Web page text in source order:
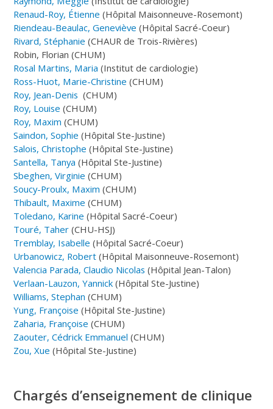
Renaud-Roy, Étienne (Hôpital Maisonneuve-Rosemont)
Riendeau-Beaulac, Geneviève (Hôpital Sacré-Coeur)
Rivard, Stéphanie (CHAUR de Trois-Rivières)
Robin, Florian (CHUM)
Rosal Martins, Maria (Institut de cardiologie)
Ross-Huot, Marie-Christine (CHUM)
Roy, Jean-Denis (CHUM)
Roy, Louise (CHUM)
Roy, Maxim (CHUM)
Saindon, Sophie (Hôpital Ste-Justine)
Salois, Christophe (Hôpital Ste-Justine)
Santella, Tanya (Hôpital Ste-Justine)
Sbeghen, Virginie (CHUM)
Soucy-Proulx, Maxim (CHUM)
Thibault, Maxime (CHUM)
Toledano, Karine (Hôpital Sacré-Coeur)
Touré, Taher (CHU-HSJ)
Tremblay, Isabelle (Hôpital Sacré-Coeur)
Urbanowicz, Robert (Hôpital Maisonneuve-Rosemont)
Valencia Parada, Claudio Nicolas (Hôpital Jean-Talon)
Verlaan-Lauzon, Yannick (Hôpital Ste-Justine)
Williams, Stephan (CHUM)
Yung, Françoise (Hôpital Ste-Justine)
Zaharia, Françoise (CHUM)
Zaouter, Cédrick Emmanuel (CHUM)
Zou, Xue (Hôpital Ste-Justine)
Chargés d’enseignement de clinique